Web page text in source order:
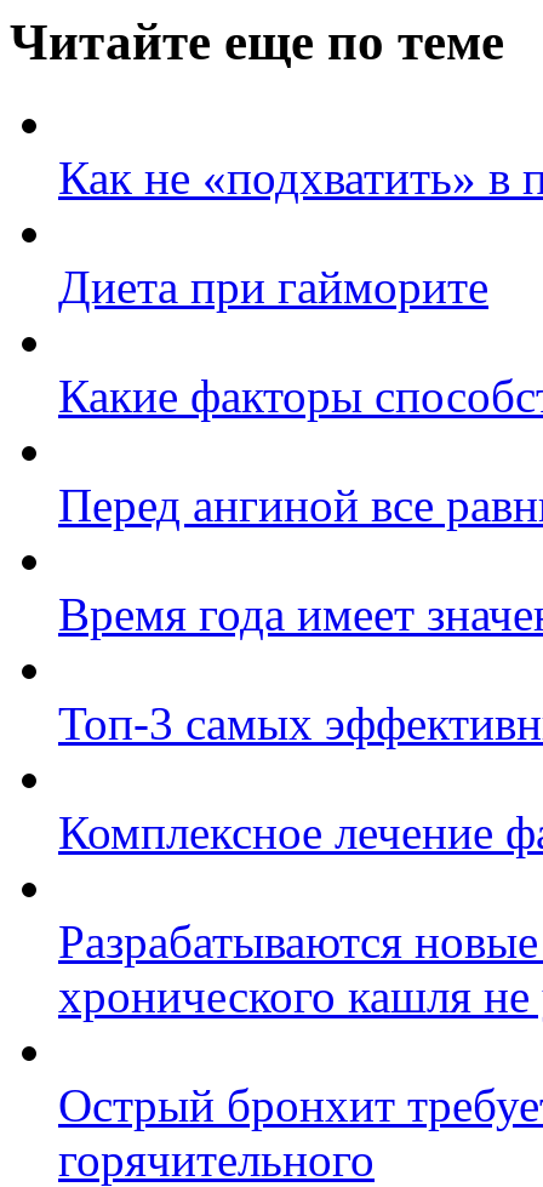
Читайте еще по теме
Как не «подхватить» в
Диета при гайморите
Какие факторы
Перед ангиной все
Время года имеет
Топ-3 самых
Комплексное лечение
Разрабатываются
хронического кашля
Острый бронхит
горячительного